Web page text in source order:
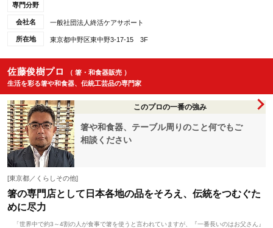
専門分野
会社名 一般社団法人終活ケアサポート
所在地 東京都中野区東中野3-17-15 3F
佐藤俊樹プロ
（ 箸・和食器販売 ）
生活を彩る箸や和食器、伝統工芸品の専門家
このプロの一番の強み
箸や和食器、テーブル周りのこと何でもご
相談ください
[東京都／くらしその他]
箸の専門店として日本各地の品をそろえ、伝統をつむぐた
めに尽力
「世界中で約3～4割の人が食事で箸を使うと言われていますが、『一番長いのはお父さん』